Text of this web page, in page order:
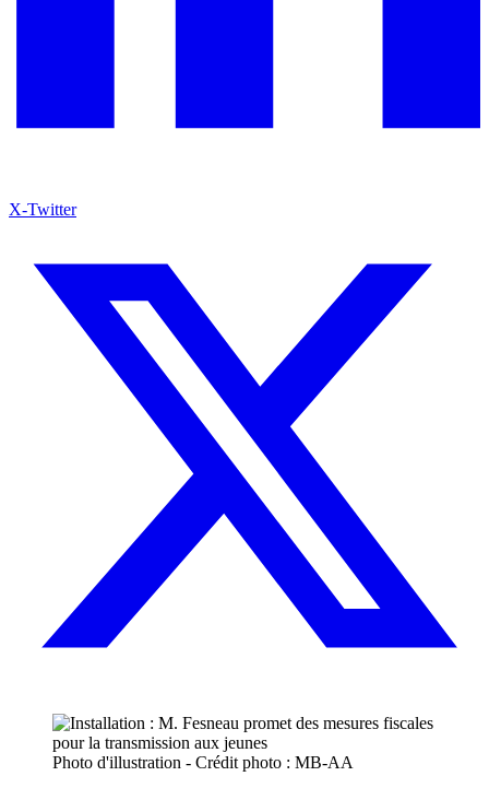
X-Twitter
Photo d'illustration - Crédit photo : MB-AA